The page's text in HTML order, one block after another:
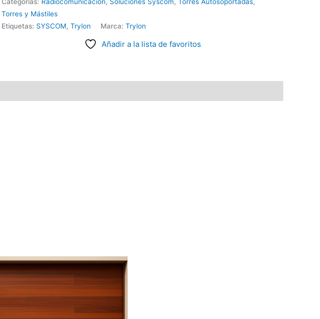
Categorías: Radiocomunicación, Soluciones Syscom, Torres Autosoportadas,
Torres y Mástiles
Etiquetas: SYSCOM, Trylon Marca: Trylon
Añadir a la lista de favoritos